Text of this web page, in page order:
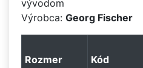
Výrobca: Georg Fischer
Rozmer Kód